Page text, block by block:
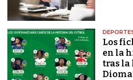
Los
en la
tras la